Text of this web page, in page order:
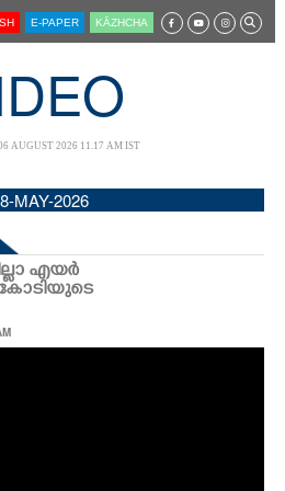
E-PAPER KĀZHCHA
AUGUST 2026 11.17 AM IST
MAY-2026
എയർ
കോടിയുടെ